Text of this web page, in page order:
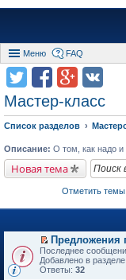
Меню FAQ
Мастер-класс
Список разделов
Описание: О том, как надо и
Новая тема
Отметить темы
П
е
р
Предложения
Последнее
Добавлено в разделе
Ответы: 32